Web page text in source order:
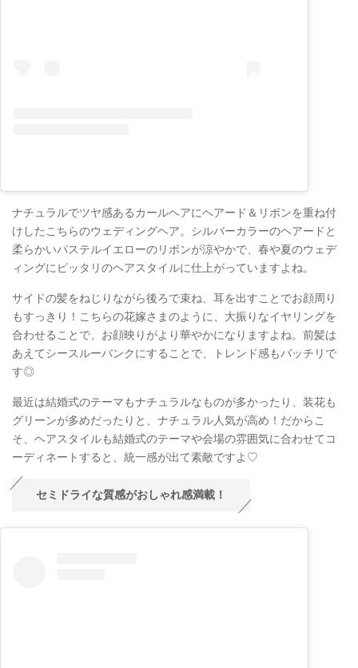
ナチュラルでツヤ感あるカールヘアにヘアード＆リボンを重ね付
けしたこちらのウェディングヘア。シルバーカラーのヘアードと
柔らかいパステルイエローのリボンが涼やかで、春や夏のウェデ
ィングにピッタリのヘアスタイルに仕上がっていますよね。
サイドの髪をねじりながら後ろで束ね、耳を出すことでお顔周り
もすっきり！こちらの花嫁さまのように、大振りなイヤリングを
合わせることで、お顔映りがより華やかになりますよね。前髪は
あえてシースルーバンクにすることで、トレンド感もバッチリで
す◎
最近は結婚式のテーマもナチュラルなものが多かったり、装花も
グリーンが多めだったりと、ナチュラル人気が高め！だからこ
そ、ヘアスタイルも結婚式のテーマや会場の雰囲気に合わせてコ
ーディネートすると、統一感が出て素敵ですよ♡
セミドライな質感がおしゃれ感満載！